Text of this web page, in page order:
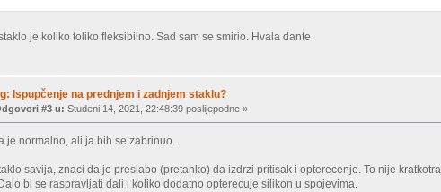
je koliko toliko fleksibilno. Sad sam se smirio. Hvala dante
Ispupčenje na prednjem i zadnjem staklu?
#3 u: Studeni 14, 2021, 22:48:39 poslijepodne »
je normalno, ali ja bih se zabrinuo.
savija, znaci da je preslabo (pretanko) da izdrzi pritisak i opterecenje. To nije
bi se raspravljati dali i koliko dodatno opterecuje silikon u spojevima.